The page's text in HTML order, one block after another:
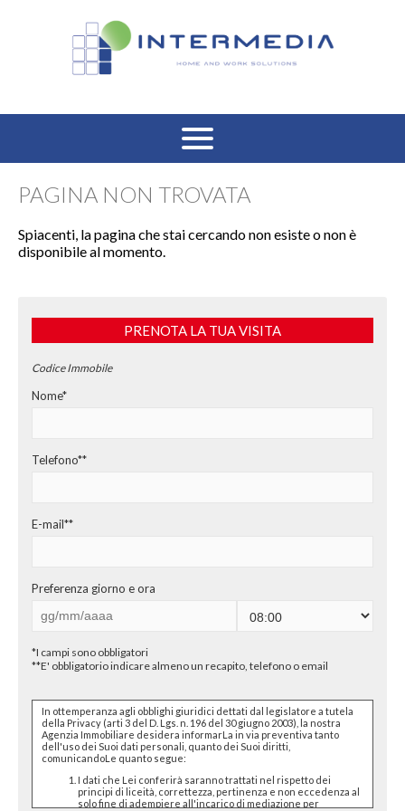
HOME
VENDITA RESIDENZIALE
VENDITA COMMERCIALE
AFFITTO COMMERCIALE
CONTATTI
PAGINA NON TROVATA
Spiacenti, la pagina che stai cercando non esiste o non è
disponibile al momento.
PRENOTA LA TUA VISITA
Codice Immobile
Nome*
Telefono**
E-mail**
Preferenza giorno e ora
*I campi sono obbligatori
**E' obbligatorio indicare almeno un recapito, telefono o email
In ottemperanza agli obblighi giuridici dettati dal legislatore a tutela
della Privacy (arti 3 del D. Lgs. n. 196 del 30 giugno 2003), la nostra
Agenzia Immobiliare desidera informarLa in via preventiva tanto
dell'uso dei Suoi dati personali, quanto dei Suoi diritti,
comunicandoLe quanto segue:
I dati che Lei conferirà saranno trattati nel rispetto dei
principi di liceità, correttezza, pertinenza e non eccedenza al
solo fine di adempiere all'incarico di mediazione per